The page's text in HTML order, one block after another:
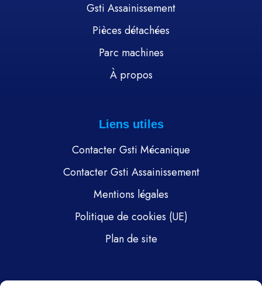
Gsti Assainissement
Pièces détachées
Parc machines
À propos
Liens utiles
Contacter Gsti Mécanique
Contacter Gsti Assainissement
Mentions légales
Politique de cookies (UE)
Plan de site